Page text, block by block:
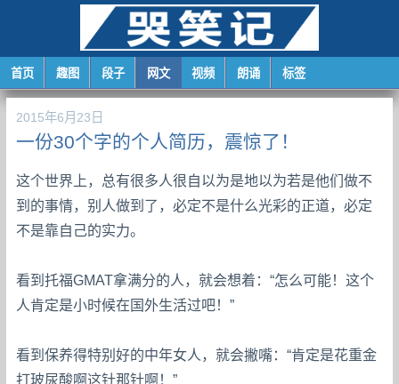
首页 趣图 段子 网文 视频 朗诵 标签
2015年6月23日
一份30个字的个人简历，震惊了！
这个世界上，总有很多人很自以为是地以为若是他们做不
到的事情，别人做到了，必定不是什么光彩的正道，必定
不是靠自己的实力。
看到托福GMAT拿满分的人，就会想着：“怎么可能！这个
人肯定是小时候在国外生活过吧！”
看到保养得特别好的中年女人，就会撇嘴：“肯定是花重金
打玻尿酸啊这针那针啊！”